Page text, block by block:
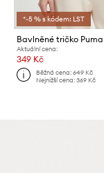
*-5 % s kódem: LST
Bavlněné tričko Puma
Aktuální cena:
349 Kč
Běžná cena:649 Kč
Nejnižší cena:369 Kč